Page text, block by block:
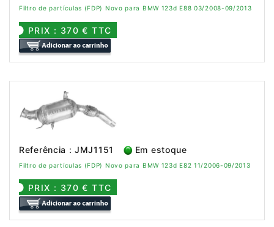
Filtro de partículas (FDP) Novo para BMW 123d E88 03/2008-09/2013
PRIX : 370 € TTC
Referência : JMJ1151 Em estoque
Filtro de partículas (FDP) Novo para BMW 123d E82 11/2006-09/2013
PRIX : 370 € TTC